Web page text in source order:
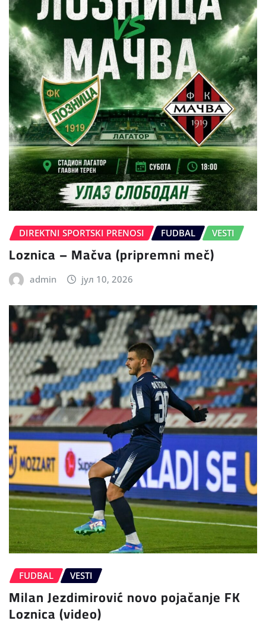
DIREKTNI SPORTSKI PRENOSI FUDBAL VESTI
Loznica – Mačva (pripremni meč)
admin јул 10, 2026
FUDBAL VESTI
Milan Jezdimirović novo pojačanje FK
Loznica (video)